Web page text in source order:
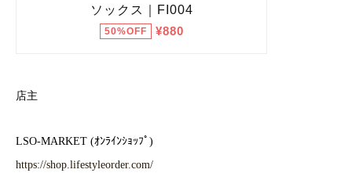
店主
LSO-MARKET (ｵﾝﾗｲﾝｼｮｯﾌﾟ)
https://shop.lifestyleorder.com/